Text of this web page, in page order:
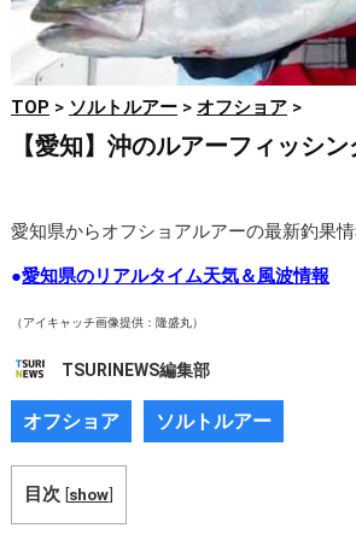
TOP > ソルトルアー > オフショア >
【愛知】沖のルアーフィッシ
愛知県からオフショアルアーの最新釣果
●愛知県のリアルタイム天気＆風波情報
（アイキャッチ画像提供：隆盛丸）
TSURINEWS編集部
オフショア ソルトルアー
目次 [show]